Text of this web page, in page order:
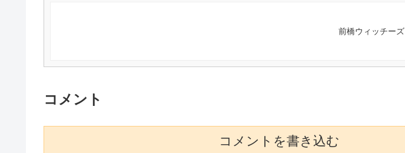
前橋ウィッチーズ
コメント
コメントを書き込む